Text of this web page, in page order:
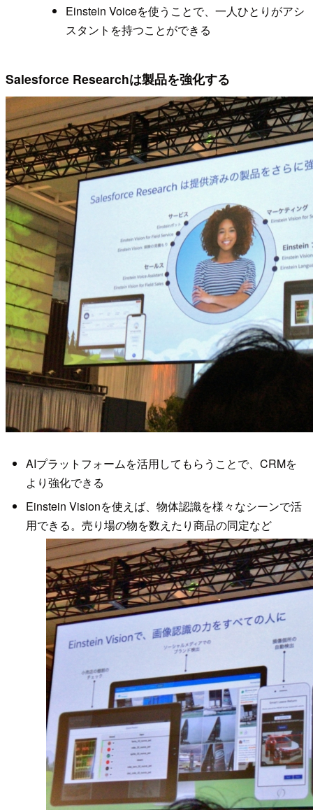
Einstein Voiceを使うことで、一人ひとりがアシ
スタントを持つことができる
Salesforce Researchは製品を強化する
AIプラットフォームを活用してもらうことで、CRMを
より強化できる
Einstein Visionを使えば、物体認識を様々なシーンで活
用できる。売り場の物を数えたり商品の同定など